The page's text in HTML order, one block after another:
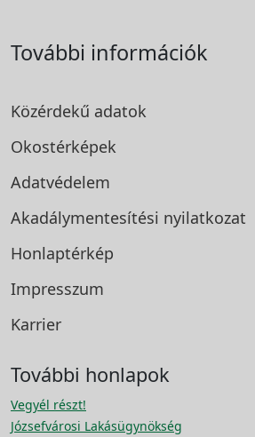
További információk
Közérdekű adatok
Okostérképek
Adatvédelem
Akadálymentesítési nyilatkozat
Honlaptérkép
Impresszum
Karrier
További honlapok
Vegyél részt!
Józsefvárosi Lakásügynökség